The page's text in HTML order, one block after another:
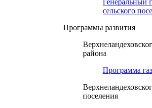
Генеральный
сельского
Программы развития
района
Программа
поселения